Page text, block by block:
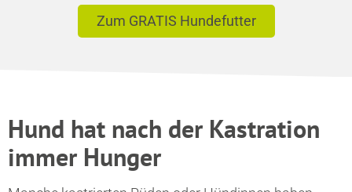
Zum GRATIS Hundefutter
Hund hat nach der Kastration
immer Hunger